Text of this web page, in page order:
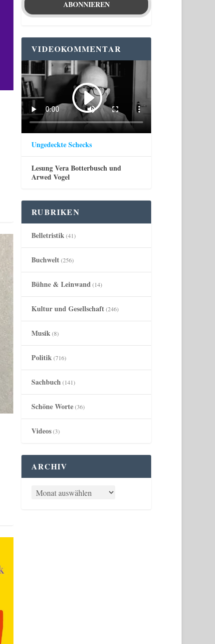
VIDEOKOMMENTAR
Ungedeckte Schecks
Lesung Vera Botterbusch und
Arwed Vogel
RUBRIKEN
Belletristik(41)
Buchwelt(256)
Bühne & Leinwand(14)
Kultur und Gesellschaft(246)
Musik(8)
Politik(716)
Sachbuch(141)
Schöne Worte(36)
Videos(3)
ARCHIV